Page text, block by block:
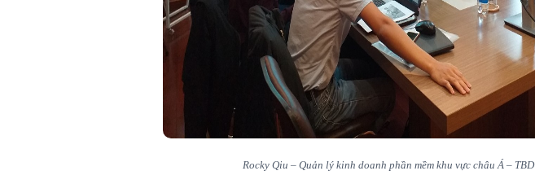
Rocky Qiu – Quản lý kinh doanh phần mềm khu vực châu Á – TBD